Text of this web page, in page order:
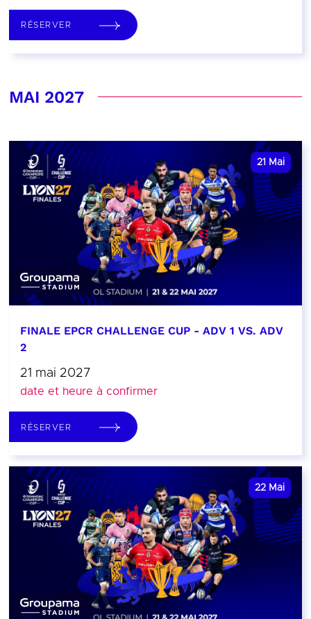
RÉSERVER
MAI 2027
21 Mai
FINALE EPCR CHALLENGE CUP - ADV 1 VS. ADV
2
21 mai 2027
date et heure à confirmer
RÉSERVER
22 Mai